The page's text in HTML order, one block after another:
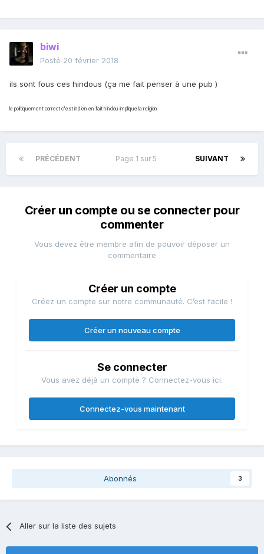
biwi
Posté 20 février 2018
ils sont fous ces hindous (ça me fait penser à une pub )
le politiquement correct c'est indien en fait hindou implique la religion
PRÉCÉDENT SUIVANT
Page 1 sur 5
Créer un compte ou se connecter pour
commenter
Vous devez être membre afin de pouvoir déposer un
commentaire
Créer un compte
Créez un compte sur notre communauté. C’est facile !
Créer un nouveau compte
Se connecter
Vous avez déjà un compte ? Connectez-vous ici.
Connectez-vous maintenant
Abonnés 3
Aller sur la liste des sujets